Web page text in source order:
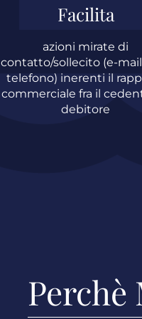
Facilita
azioni mirate di
contatto/sollecito (e-
telefono) inerenti il
commerciale fra il
debitore
Perchè